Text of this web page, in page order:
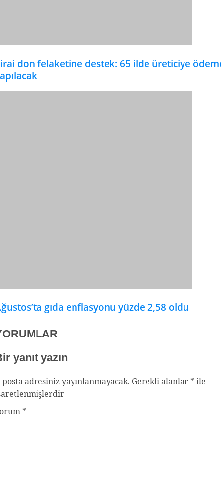
don felaketine destek: 65 ilde üreticiye
gıda enflasyonu yüzde 2,58 oldu
yanıt yazın
posta adresiniz yayınlanmayacak. Gerekli alanlar * ile
*